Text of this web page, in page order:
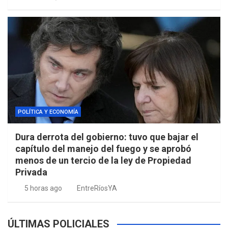
POLÍTICA Y ECONOMÍA
Dura derrota del gobierno: tuvo que bajar el
capítulo del manejo del fuego y se aprobó
menos de un tercio de la ley de Propiedad
Privada
5 horas ago EntreRíosYA
ÚLTIMAS POLICIALES